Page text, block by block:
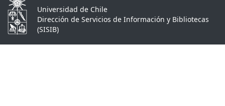
Universidad de Chile
Dirección de Servicios de Información y Bibliotecas
(SISIB)